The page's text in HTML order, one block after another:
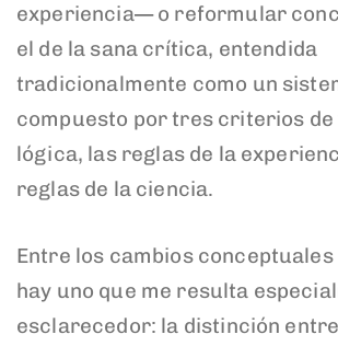
experiencia— o reformular
el de la sana crítica, entendida
tradicionalmente como un
compuesto por tres criterios
lógica, las reglas de la
reglas de la ciencia.
Entre los cambios
hay uno que me resulta
esclarecedor: la distinción